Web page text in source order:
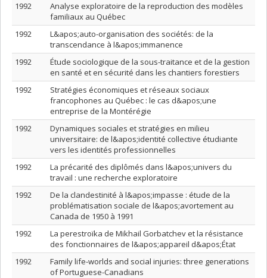
1992
Analyse exploratoire de la reproduction des modèles
familiaux au Québec
1992
L&apos;auto-organisation des sociétés: de la
transcendance à l&apos;immanence
1992
Étude sociologique de la sous-traitance et de la gestion
en santé et en sécurité dans les chantiers forestiers
1992
Stratégies économiques et réseaux sociaux
francophones au Québec : le cas d&apos;une
entreprise de la Montérégie
1992
Dynamiques sociales et stratégies en milieu
universitaire: de l&apos;identité collective étudiante
vers les identités professionnelles
1992
La précarité des diplômés dans l&apos;univers du
travail : une recherche exploratoire
1992
De la clandestinité à l&apos;impasse : étude de la
problématisation sociale de l&apos;avortement au
Canada de 1950 à 1991
1992
La perestroïka de Mikhail Gorbatchev et la résistance
des fonctionnaires de l&apos;appareil d&apos;État
1992
Family life-worlds and social injuries: three generations
of Portuguese-Canadians